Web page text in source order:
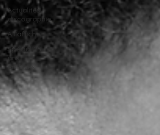
Actualités -
discographie
A l'affiche
Spécial 25
ans -
Archives